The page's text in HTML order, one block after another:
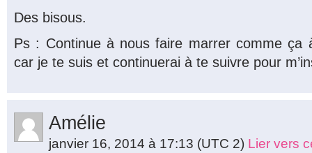
Des bisous.
Ps : Continue à nous faire marrer comme ça
car je te suis et continuerai à te suivre pour
Amélie
janvier 16, 2014 à 17:13 (UTC 2) Lier vers